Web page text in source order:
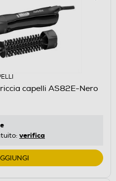
capelli AS82E-Nero
verifica